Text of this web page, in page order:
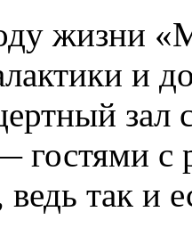
жизни
и
зал
гостями с
так и